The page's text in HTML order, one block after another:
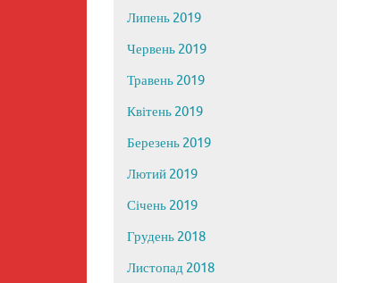
Липень 2019
Червень 2019
Травень 2019
Квітень 2019
Березень 2019
Лютий 2019
Січень 2019
Грудень 2018
Листопад 2018